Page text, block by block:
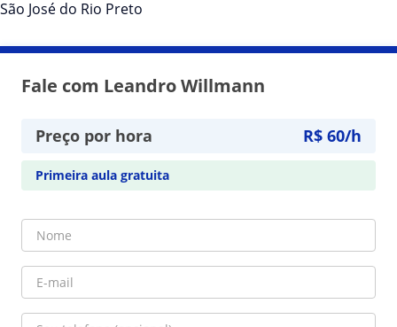
São José do Rio Preto
Fale com Leandro Willmann
Preço por hora R$ 60/h
Primeira aula gratuita